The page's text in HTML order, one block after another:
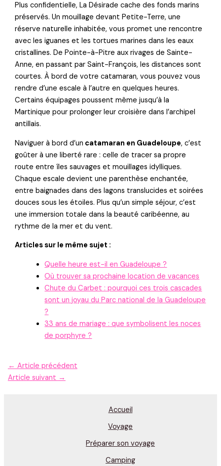
Plus confidentielle, La Désirade cache des fonds marins
préservés. Un mouillage devant Petite-Terre, une
réserve naturelle inhabitée, vous promet une rencontre
avec les iguanes et les tortues marines dans les eaux
cristallines. De Pointe-à-Pitre aux rivages de Sainte-
Anne, en passant par Saint-François, les distances sont
courtes. À bord de votre catamaran, vous pouvez vous
rendre d’une escale à l’autre en quelques heures.
Certains équipages poussent même jusqu’à la
Martinique pour prolonger leur croisière dans l’archipel
antillais.
Naviguer à bord d’un catamaran en Guadeloupe, c’est
goûter à une liberté rare : celle de tracer sa propre
route entre îles sauvages et mouillages idylliques.
Chaque escale devient une parenthèse enchantée,
entre baignades dans des lagons translucides et soirées
douces sous les étoiles. Plus qu’un simple séjour, c’est
une immersion totale dans la beauté caribéenne, au
rythme de la mer et du vent.
Articles sur le même sujet :
Quelle heure est-il en Guadeloupe ?
Où trouver sa prochaine location de vacances
Chute du Carbet : pourquoi ces trois cascades
sont un joyau du Parc national de la Guadeloupe
?
33 ans de mariage : que symbolisent les noces
de porphyre ?
← Article précédent
Article suivant →
Accueil
Voyage
Préparer son voyage
Camping